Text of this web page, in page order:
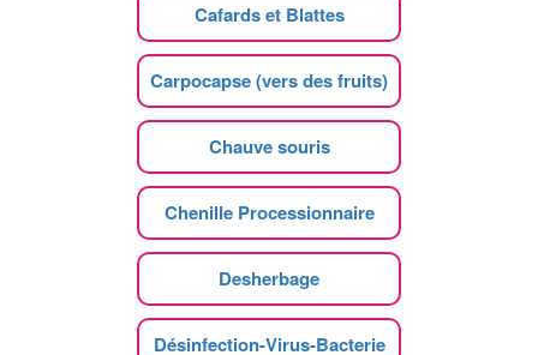
Cafards et Blattes
Carpocapse (vers des fruits)
Chauve souris
Chenille Processionnaire
Desherbage
Désinfection-Virus-Bacterie